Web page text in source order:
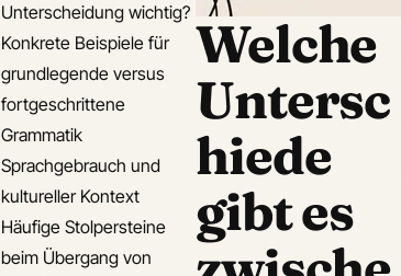
Unterscheidung wichtig?
Konkrete Beispiele für
grundlegende versus
fortgeschrittene
Grammatik
Sprachgebrauch und
kultureller Kontext
Häufige Stolpersteine
beim Übergang von
Welche
Untersc
hiede
gibt es